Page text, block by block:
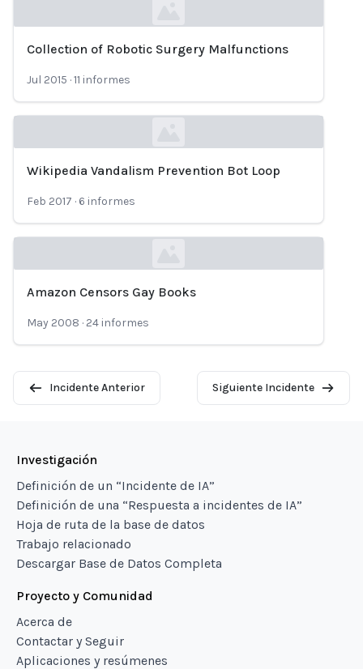
Collection of Robotic Surgery Malfunctions
Jul 2015 ·11 informes
Loading...
Wikipedia Vandalism Prevention Bot Loop
Feb 2017 · 6 informes
Amazon Censors Gay Books
May 2008 · 24 informes
Incidente Anterior Siguiente Incidente
Investigación
Definición de un “Incidente de IA”
Definición de una “Respuesta a incidentes de IA”
Hoja de ruta de la base de datos
Trabajo relacionado
Descargar Base de Datos Completa
Proyecto y Comunidad
Acerca de
Contactar y Seguir
Aplicaciones y resúmenes